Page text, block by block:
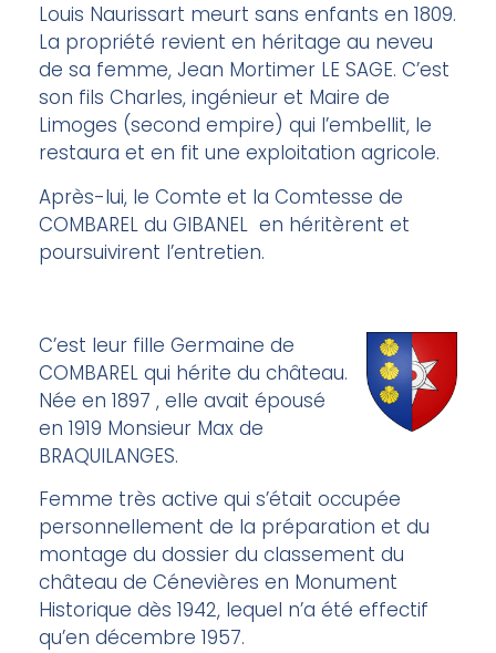
Louis Naurissart meurt sans enfants en 1809.
La propriété revient en héritage au neveu
de sa femme, Jean Mortimer LE SAGE. C’est
son fils Charles, ingénieur et Maire de
Limoges (second empire) qui l’embellit, le
restaura et en fit une exploitation agricole.
Après-lui, le Comte et la Comtesse de
COMBAREL du GIBANEL en héritèrent et
poursuivirent l’entretien.
C’est leur fille Germaine de
COMBAREL qui hérite du château.
Née en 1897 , elle avait épousé
en 1919 Monsieur Max de
BRAQUILANGES.
Femme très active qui s’était occupée
personnellement de la préparation et du
montage du dossier du classement du
château de Cénevières en Monument
Historique dès 1942, lequel n’a été effectif
qu’en décembre 1957.